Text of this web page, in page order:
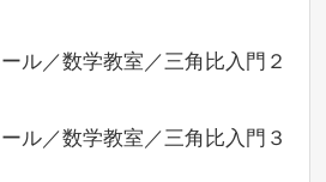
／数学教室／高校数学入門講座
／数学教室／高校数学入門講座
／数学教室／高校数学入門講座
ル／数学教室／三角比入門２
ル／数学教室／三角比入門３